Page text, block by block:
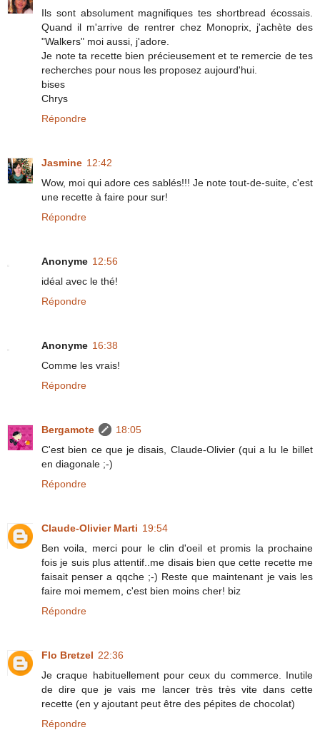
Ils sont absolument magnifiques tes shortbread écossais.
Quand il m'arrive de rentrer chez Monoprix, j'achète des
"Walkers" moi aussi, j'adore.
Je note ta recette bien précieusement et te remercie de tes
recherches pour nous les proposez aujourd'hui.
bises
Chrys
Répondre
Jasmine 12:42
Wow, moi qui adore ces sablés!!! Je note tout-de-suite, c'est
une recette à faire pour sur!
Répondre
Anonyme 12:56
idéal avec le thé!
Répondre
Anonyme 16:38
Comme les vrais!
Répondre
Bergamote
18:05
C'est bien ce que je disais, Claude-Olivier (qui a lu le billet
en diagonale ;-)
Répondre
Claude-Olivier Marti 19:54
Ben voila, merci pour le clin d'oeil et promis la prochaine
fois je suis plus attentif..me disais bien que cette recette me
faisait penser a qqche ;-) Reste que maintenant je vais les
faire moi memem, c'est bien moins cher! biz
Répondre
Flo Bretzel 22:36
Je craque habituellement pour ceux du commerce. Inutile
de dire que je vais me lancer très très vite dans cette
recette (en y ajoutant peut être des pépites de chocolat)
Répondre